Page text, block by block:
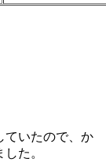
ていたので、か
た。